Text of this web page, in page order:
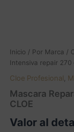
Inicio / Por Marca /
Intensiva repair 270
Cloe Profesional,
Mascara
CLOE
Valor al